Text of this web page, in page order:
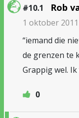
#10.1 Rob
1 oktober
“iemand die
de grenzen te
Grappig wel.
0